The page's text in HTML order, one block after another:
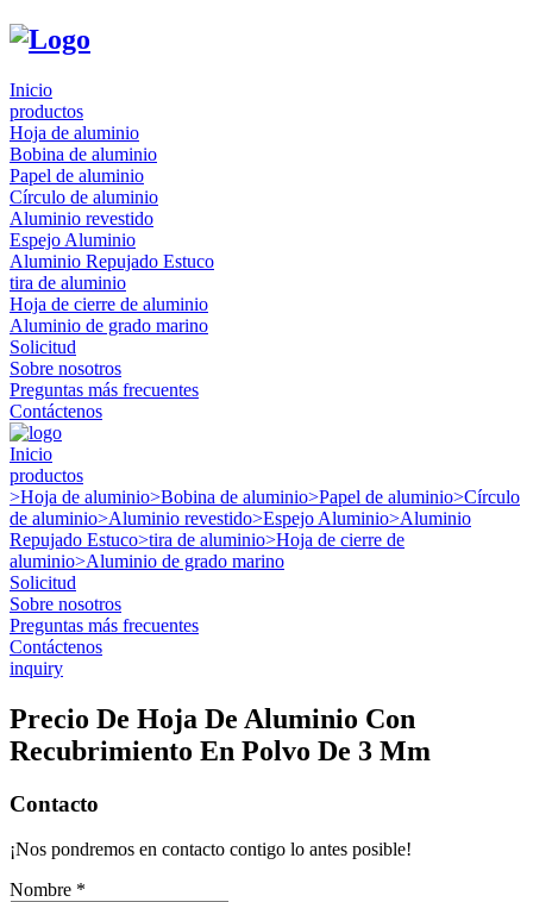
Inicio
productos
Hoja de aluminio
Bobina de aluminio
Papel de aluminio
Círculo de aluminio
Aluminio revestido
Espejo Aluminio
Aluminio Repujado Estuco
tira de aluminio
Hoja de cierre de aluminio
Aluminio de grado marino
Solicitud
Sobre nosotros
Preguntas más frecuentes
Contáctenos
Inicio
productos
>Hoja de aluminio>Bobina de aluminio>Papel de aluminio>Círculo
de aluminio>Aluminio revestido>Espejo Aluminio>Aluminio
Repujado Estuco>tira de aluminio>Hoja de cierre de
aluminio>Aluminio de grado marino
Solicitud
Sobre nosotros
Preguntas más frecuentes
Contáctenos
inquiry
Precio De Hoja De Aluminio Con
Recubrimiento En Polvo De 3 Mm
Contacto
¡Nos pondremos en contacto contigo lo antes posible!
Nombre *